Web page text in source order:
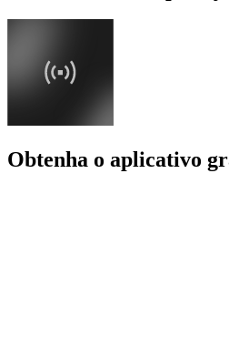
Obtenha o aplicativo